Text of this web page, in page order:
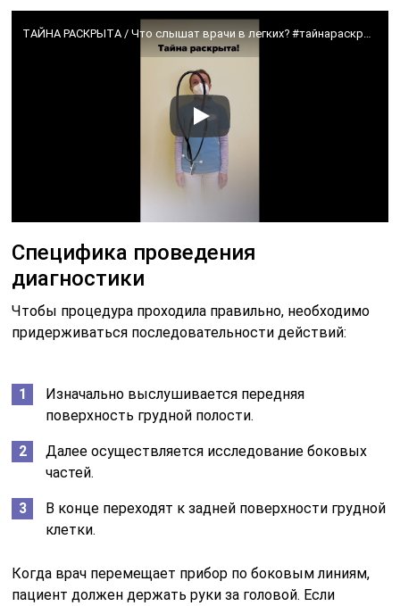
Специфика проведения
диагностики
Чтобы процедура проходила правильно, необходимо
придерживаться последовательности действий:
Изначально выслушивается передняя
поверхность грудной полости.
Далее осуществляется исследование боковых
частей.
В конце переходят к задней поверхности грудной
клетки.
Когда врач перемещает прибор по боковым линиям,
пациент должен держать руки за головой. Если